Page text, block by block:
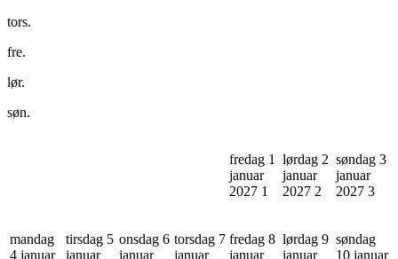
tors.
fre.
lør.
søn.
fredag 1
januar
2027 1
lørdag 2
januar
2027 2
søndag 3
januar
2027 3
mandag
4 januar
tirsdag 5
januar
onsdag 6
januar
torsdag 7
januar
fredag 8
januar
lørdag 9
januar
søndag
10 januar